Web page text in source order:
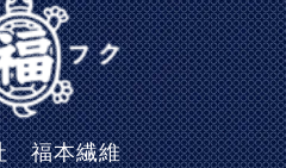
福本繊維